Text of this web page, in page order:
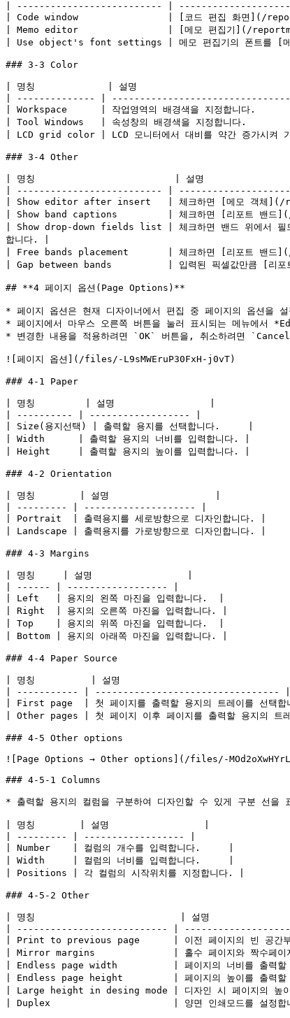
| -------------------------- |
| Code window                | [코드 편집 화면](/
| Memo editor                | [메모 편집기](/
| Use object's font settings | 메모 편집기의 폰트를 [메
### 3-3 Color
| 명칭             | 설명
| -------------- |
| Workspace      | 작업영역의 배경색을 지
| Tool Windows   | 속성창의 배경색을 지정
| LCD grid color | LCD 모니터에서 대비를 약간 증가시켜
### 3-4 Other
| 명칭                         | 설명
| -------------------------- |
| Show editor after insert   | 체크하면 [메모 객체](/
| Show band captions         | 체크하면 [리포트
| Show drop-down fields list | 체크하면 밴드 위에서 필드
합니다. |
| Free bands placement       | 체크하면 [리포트 밴
| Gap between bands          | 입력된 픽셀값만큼
## **4 페이지 옵션(Page Options)**
* 페이지 옵션은 현재 디자이너에서 편집 중 페이지의 옵션을
* 페이지에서 마우스 오른쪽 버튼을 눌러 표시되는 메뉴에서
* 변경한 내용을 적용하려면 `OK` 버튼을, 취소하려면
![페이지 옵션](/files/-L9sMWEruP30FxH-j0vT)
### 4-1 Paper
| 명칭         | 설명                 |
| ---------- | ------------------ |
| Size(용지선택) | 출력할 용지를 선택합니다.     |
| Width      | 출력할 용지의 너비를 입력합니다. |
| Height     | 출력할 용지의 높이를 입력합니다. |
### 4-2 Orientation
| 명칭        | 설명                   |
| --------- | -------------------- |
| Portrait  | 출력용지를 세로방향으로 디자인합니다. |
| Landscape | 출력용지를 가로방향으로 디자인합니다. |
### 4-3 Margins
| 명칭     | 설명                 |
| ------ | ------------------ |
| Left   | 용지의 왼쪽 마진을 입력합니다.  |
| Right  | 용지의 오른쪽 마진을 입력합니다. |
| Top    | 용지의 위쪽 마진을 입력합니다.  |
| Bottom | 용지의 아래쪽 마진을 입력합니다. |
### 4-4 Paper Source
| 명칭          | 설명
| ----------- | --------------------------------- |
| First page  | 첫 페이지를 출력할 용지의 트레이를 선
| Other pages | 첫 페이지 이후 페이지를 출력할 용지의 트
### 4-5 Other options
![Page Options → Other options](/files/-
### 4-5-1 Columns
* 출력할 용지의 컬럼을 구분하여 디자인할 수 있게 구분 선을
| 명칭        | 설명                 |
| --------- | ------------------ |
| Number    | 컬럼의 개수를 입력합니다.     |
| Width     | 컬럼의 너비를 입력합니다.     |
| Positions | 각 컬럼의 시작위치를 지정합니다. |
### 4-5-2 Other
| 명칭                          | 설명
| --------------------------- |
| Print to previous page      | 이전 페이지의 빈 공간부터
| Mirror margins              | 홀수 페이지와 짝수페이지의
| Endless page width          | 페이지의 너비를 출력할
| Endless page height         | 페이지의 높이를 출력할
| Large height in desing mode | 디자인 시 페이지의 높